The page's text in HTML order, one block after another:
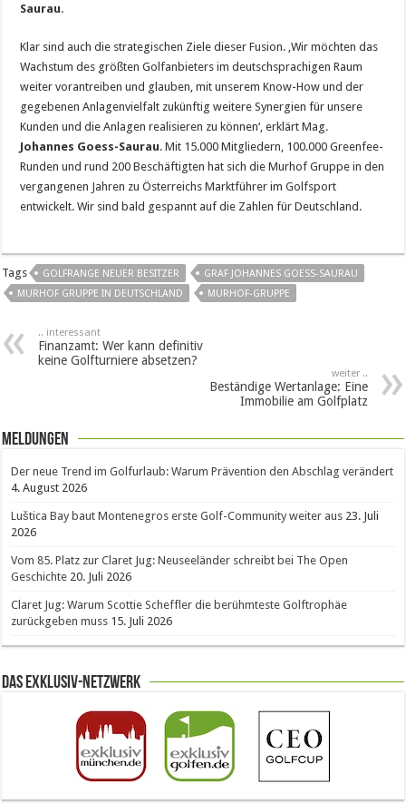
Saurau.
Klar sind auch die strategischen Ziele dieser Fusion. ‚Wir möchten das
Wachstum des größten Golfanbieters im deutschsprachigen Raum
weiter vorantreiben und glauben, mit unserem Know-How und der
gegebenen Anlagenvielfalt zukünftig weitere Synergien für unsere
Kunden und die Anlagen realisieren zu können‘, erklärt Mag.
Johannes Goess-Saurau. Mit 15.000 Mitgliedern, 100.000 Greenfee-
Runden und rund 200 Beschäftigten hat sich die Murhof Gruppe in den
vergangenen Jahren zu Österreichs Marktführer im Golfsport
entwickelt. Wir sind bald gespannt auf die Zahlen für Deutschland.
Tags GOLFRANGE NEUER BESITZER
GRAF JOHANNES GOESS-SAURAU
MURHOF GRUPPE IN DEUTSCHLAND
MURHOF-GRUPPE
.. interessant
Finanzamt: Wer kann definitiv
keine Golfturniere absetzen?
weiter ..
Beständige Wertanlage: Eine
Immobilie am Golfplatz
Meldungen
Der neue Trend im Golfurlaub: Warum Prävention den Abschlag verändert
4. August 2026
Luštica Bay baut Montenegros erste Golf-Community weiter aus 23. Juli
2026
Vom 85. Platz zur Claret Jug: Neuseeländer schreibt bei The Open
Geschichte 20. Juli 2026
Claret Jug: Warum Scottie Scheffler die berühmteste Golftrophäe
zurückgeben muss 15. Juli 2026
Das Exklusiv-Netzwerk